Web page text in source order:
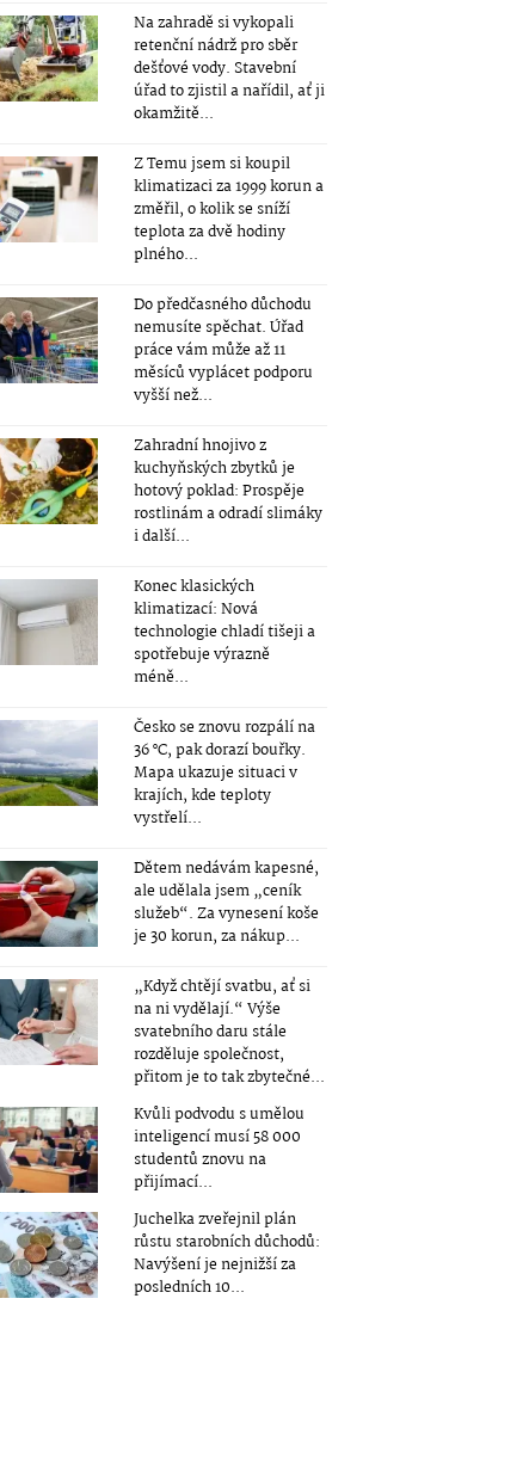
Na zahradě si vykopali
retenční nádrž pro sběr
dešťové vody. Stavební
úřad to zjistil a nařídil, ať ji
okamžitě...
Z Temu jsem si koupil
klimatizaci za 1999 korun a
změřil, o kolik se sníží
teplota za dvě hodiny
plného...
Do předčasného důchodu
nemusíte spěchat. Úřad
práce vám může až 11
měsíců vyplácet podporu
vyšší než...
Zahradní hnojivo z
kuchyňských zbytků je
hotový poklad: Prospěje
rostlinám a odradí slimáky
i další...
Konec klasických
klimatizací: Nová
technologie chladí tišeji a
spotřebuje výrazně
méně...
Česko se znovu rozpálí na
36 °C, pak dorazí bouřky.
Mapa ukazuje situaci v
krajích, kde teploty
vystřelí...
Dětem nedávám kapesné,
ale udělala jsem „ceník
služeb“. Za vynesení koše
je 30 korun, za nákup...
„Když chtějí svatbu, ať si
na ni vydělají.“ Výše
svatebního daru stále
rozděluje společnost,
přitom je to tak zbytečné...
Kvůli podvodu s umělou
inteligencí musí 58 000
studentů znovu na
přijímací...
Juchelka zveřejnil plán
růstu starobních důchodů:
Navýšení je nejnižší za
posledních 10...